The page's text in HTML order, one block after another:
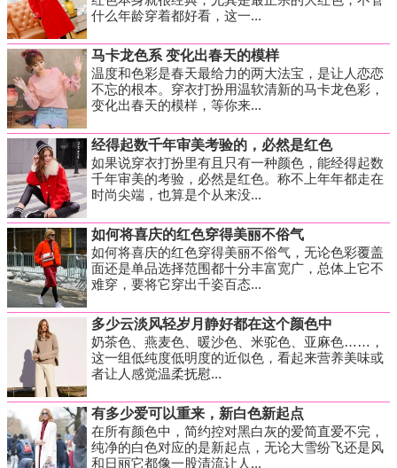
什么年龄穿着都好看，这一...
马卡龙色系 变化出春天的模样
温度和色彩是春天最给力的两大法宝，是让人恋恋
不忘的根本。穿衣打扮用温软清新的马卡龙色彩，
变化出春天的模样，等你来...
经得起数千年审美考验的，必然是红色
如果说穿衣打扮里有且只有一种颜色，能经得起数
千年审美的考验，必然是红色。称不上年年都走在
时尚尖端，也算是个从来没...
如何将喜庆的红色穿得美丽不俗气
如何将喜庆的红色穿得美丽不俗气，无论色彩覆盖
面还是单品选择范围都十分丰富宽广，总体上它不
难穿，要将它穿出千姿百态...
多少云淡风轻岁月静好都在这个颜色中
奶茶色、燕麦色、暖沙色、米驼色、亚麻色……，
这一组低纯度低明度的近似色，看起来营养美味或
者让人感觉温柔抚慰...
有多少爱可以重来，新白色新起点
在所有颜色中，简约控对黑白灰的爱简直爱不完，
纯净的白色对应的是新起点，无论大雪纷飞还是风
和日丽它都像一股清流让人...